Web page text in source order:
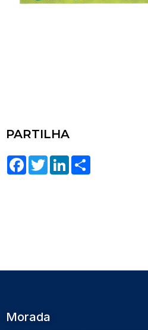
PARTILHA
Facebook
TwitterLinkedIn
Morada